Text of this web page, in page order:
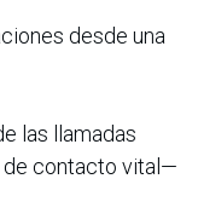
desde una
las llamadas
de contacto vital—